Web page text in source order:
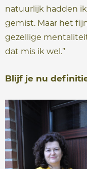
natuurlijk hadden
gemist. Maar het
gezellige
dat mis ik wel.”
Blijf je nu